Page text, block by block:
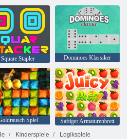
Square Stapler Dominoes Klassiker
Spiel
Saftiger Armaturenbrett
Kinderspiele
Logikspiele